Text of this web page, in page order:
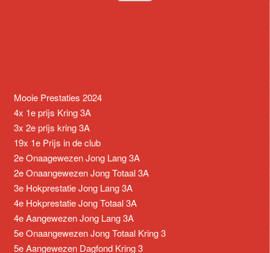
Mooie Prestaties 2024
4x 1e prijs Kring 3A
3x 2e prijs kring 3A
19x 1e Prijs in de club
2e Onaagewezen Jong Lang 3A
2e Onaangewezen Jong Totaal 3A
3e Hokprestatie Jong Lang 3A
4e Hokprestatie Jong Totaal 3A
4e Aangewezen Jong Lang 3A
5e Onaangewezen Jong Totaal Kring 3
5e Aangewezen Dagfond Kring 3